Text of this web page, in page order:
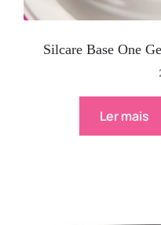
Silcare Base One
Ler mais